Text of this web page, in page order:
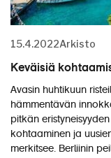
15.4.2022Arkisto
Keväisiä
Avasin huhtikuun
hämmentävän
pitkän
kohtaaminen ja
merkitsee. Berliinin